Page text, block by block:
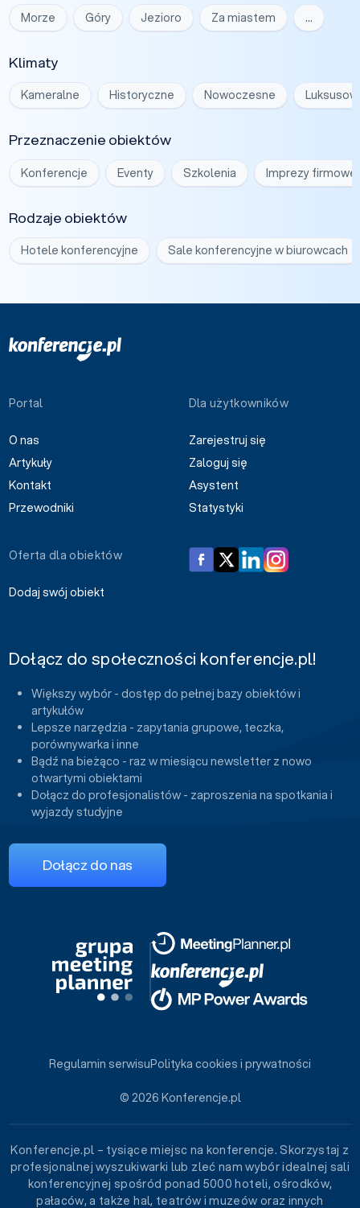
Morze Góry Jezioro Za miastem …
Klimaty
Kameralne Historyczne Nowoczesne
Przeznaczenie obiektów
Konferencje Eventy Szkolenia Imprezy firmowe
Rodzaje obiektów
Hotele konferencyjne Sale konferencyjne w biurowcach
Portal
O nas
Artykuły
Kontakt
Przewodniki
Dla użytkowników
Zarejestruj się
Zaloguj się
Asystent
Statystyki
Oferta dla obiektów
Dodaj swój obiekt
Dołącz do społeczności konferencje.pl!
Większy wybór - dostęp do pełnej bazy obiektów i
artykułów
Lepsze narzędzia - zapytania grupowe, teczka,
porównywarka i inne
Bądź na bieżąco - raz w miesiącu newsletter z nowo
otwartymi obiektami
Dołącz do profesjonalistów - zaproszenia na spotkania i
wyjazdy studyjne
Dołącz do nas
© 2026 Konferencje.pl
Regulamin serwisuPolityka cookies i prywatności
Konferencje.pl – tysiące miejsc na konferencje. Skorzystaj z
profesjonalnej wyszukiwarki lub zleć nam wybór idealnej sali
konferencyjnej spośród ponad 5000 hoteli, ośrodków,
pałaców, a także hal, teatrów i muzeów oraz innych